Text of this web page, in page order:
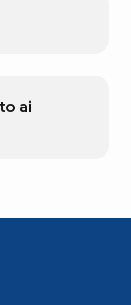
ai